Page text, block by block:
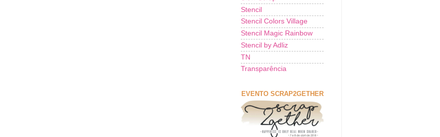
Stencil
Stencil Colors Village
Stencil Magic Rainbow
Stencil by Adliz
TN
Transparência
EVENTO SCRAP2GETHER